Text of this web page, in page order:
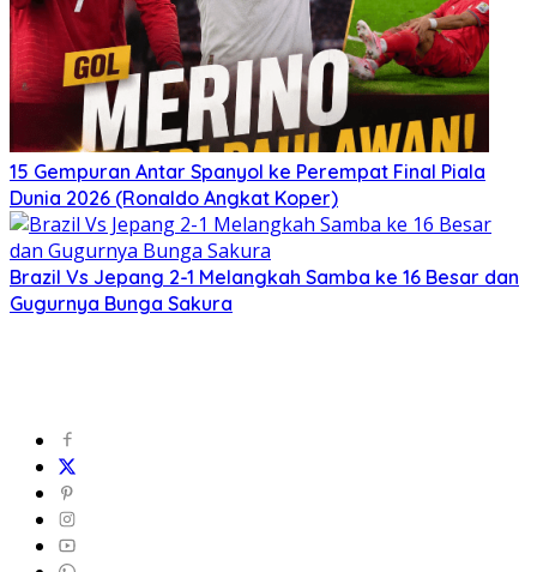
15 Gempuran Antar Spanyol ke Perempat Final Piala
Dunia 2026 (Ronaldo Angkat Koper)
Brazil Vs Jepang 2-1 Melangkah Samba ke 16 Besar dan
Gugurnya Bunga Sakura